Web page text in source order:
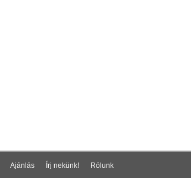
Ajánlás Írj nekünk!
Rólunk